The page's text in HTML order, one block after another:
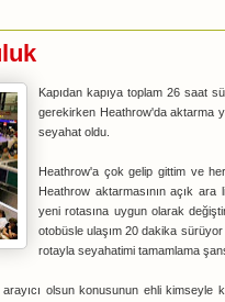
Kapıdan kapıya toplam 26 saat
gerekirken Heathrow'da aktarma
seyahat oldu.
Heathrow'a çok gelip gittim ve
Heathrow aktarmasının açık
yeni rotasına uygun olarak
otobüsle ulaşım 20 dakika
rotayla seyahatimi tamamlama
olsun konusunun ehli kimseyle